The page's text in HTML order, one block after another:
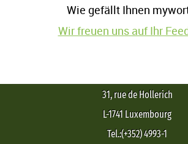
Wie gefällt Ihnen
Wir freuen uns auf Ihr
31, rue de Hollerich
L-1741 Luxembourg
Tel.:(+352) 4993-1